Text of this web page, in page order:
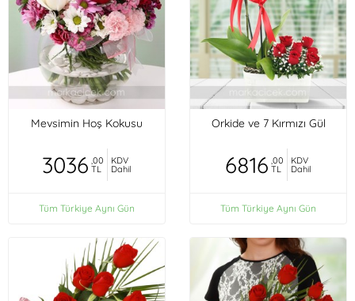
Mevsimin Hoş Kokusu
3036 ,00
TL
KDV
Dahil
Tüm Türkiye Aynı Gün
Orkide ve 7 Kırmızı Gül
6816 ,00
TL
KDV
Dahil
Tüm Türkiye Aynı Gün